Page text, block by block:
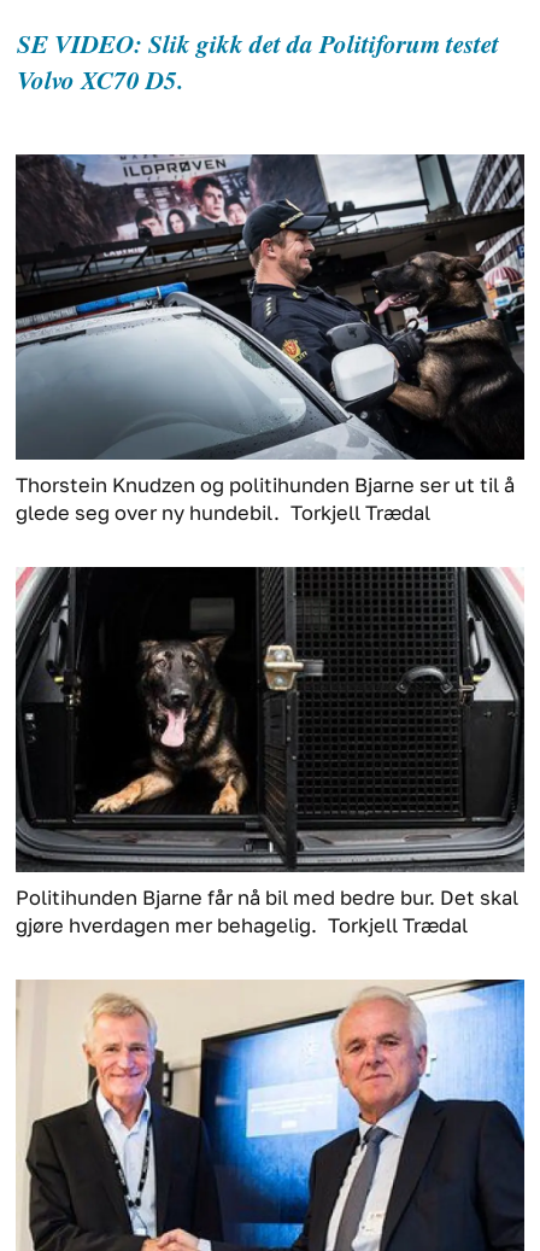
SE VIDEO: Slik gikk det da Politiforum testet
Volvo XC70 D5.
Thorstein Knudzen og politihunden Bjarne ser ut til å
glede seg over ny hundebil. Torkjell Trædal
Politihunden Bjarne får nå bil med bedre bur. Det skal
gjøre hverdagen mer behagelig. Torkjell Trædal